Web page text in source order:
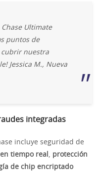
Ultimate
puntos de
cubrir nuestra
Jessica M., Nueva
integradas
incluye seguridad de
tiempo real
protección
de chip encriptado